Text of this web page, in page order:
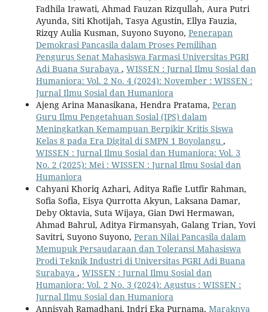
Fadhila Irawati, Ahmad Fauzan Rizqullah, Aura Putri
Ayunda, Siti Khotijah, Tasya Agustin, Ellya Fauzia,
Rizqy Aulia Kusman, Suyono Suyono, Penerapan
Demokrasi Pancasila dalam Proses Pemilihan
Pengurus Senat Mahasiswa Farmasi Universitas PGRI
Adi Buana Surabaya , WISSEN : Jurnal Ilmu Sosial dan
Humaniora: Vol. 2 No. 4 (2024): November : WISSEN :
Jurnal Ilmu Sosial dan Humaniora
Ajeng Arina Manasikana, Hendra Pratama, Peran
Guru Ilmu Pengetahuan Sosial (IPS) dalam
Meningkatkan Kemampuan Berpikir Kritis Siswa
Kelas 8 pada Era Digital di SMPN 1 Boyolangu ,
WISSEN : Jurnal Ilmu Sosial dan Humaniora: Vol. 3
No. 2 (2025): Mei : WISSEN : Jurnal Ilmu Sosial dan
Humaniora
Cahyani Khoriq Azhari, Aditya Rafie Lutfir Rahman,
Sofia Sofia, Eisya Qurrotta Akyun, Laksana Damar,
Deby Oktavia, Suta Wijaya, Gian Dwi Hermawan,
Ahmad Bahrul, Aditya Firmansyah, Galang Trian, Yovi
Savitri, Suyono Suyono, Peran Nilai Pancasila dalam
Memupuk Persaudaraan dan Toleransi Mahasiswa
Prodi Teknik Industri di Universitas PGRI Adi Buana
Surabaya , WISSEN : Jurnal Ilmu Sosial dan
Humaniora: Vol. 2 No. 3 (2024): Agustus : WISSEN :
Jurnal Ilmu Sosial dan Humaniora
Annisyah Ramadhani, Indri Eka Purnama, Maraknya